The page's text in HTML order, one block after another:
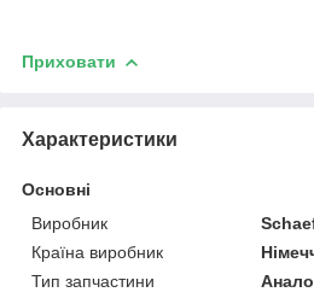
Приховати
Характеристики
Основні
Виробник
Країна виробник
Тип запчастини